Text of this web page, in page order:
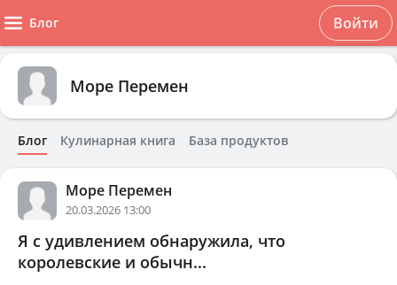
Блог Войти
Море Перемен
Блог Кулинарная книга База продуктов
Море Перемен
20.03.2026 13:00
Я с удивлением обнаружила, что
королевские и обычн...